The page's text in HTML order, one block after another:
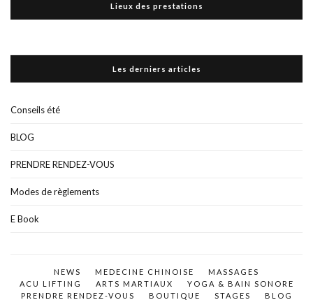
Lieux des prestations
Les derniers articles
Conseils été
BLOG
PRENDRE RENDEZ-VOUS
Modes de règlements
E Book
NEWS MEDECINE CHINOISE
MASSAGES
ACU LIFTING
ARTS MARTIAUX
YOGA & BAIN SONORE
PRENDRE RENDEZ-VOUS
BOUTIQUE STAGES BLOG